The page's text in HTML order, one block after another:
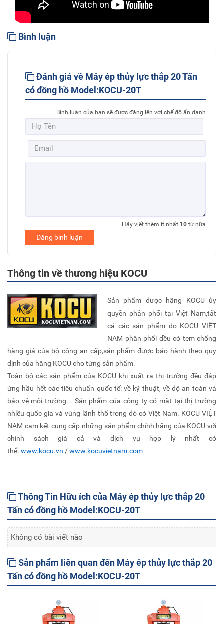
Bình luận
Đánh giá về Máy ép thủy lực thắp 20 Tấn
có đồng hồ Model:KOCU-20T
Bình luận của bạn sẽ được đăng lên với chế độ ẩn danh
Hãy viết thêm ít nhất 10 từ nữa
Đăng bình luận
Thông tin về thương hiệu KOCU
Sản phẩm được hãng KOCU ủy
quyền phân phối tại Việt Nam,tất
cả các sản phẩm do KOCU VIỆT
NAM phân phối đều có tem chống
hàng giả của bộ công an cấp,sản phẩm được bảo hành theo quy
định của hãng KOCU cho từng sản phẩm.
Toàn bộ các sản phẩm của KOCU khi xuất ra thị trường đều đáp
ứng hầu hết các tiêu chuẩn quốc tế: về kỹ thuật, về độ an toàn và
bảo vệ môi trường... Sản phẩm của công ty có mặt tại thị trường
nhiều quốc gia và vùng lãnh thổ trong đó có Việt Nam. KOCU VIỆT
NAM cam kết cung cấp những sản phẩm chính hãng của KOCU với
chính sách giá cả và dịch vụ hợp lý nhất có
thể. www.kocu.vn /www.kocuvietnam.com
Thông Tin Hữu ích của Máy ép thủy lực thắp 20
Tấn có đồng hồ Model:KOCU-20T
Không có bài viết nào
Sản phẩm liên quan đến Máy ép thủy lực thắp 20
Tấn có đồng hồ Model:KOCU-20T